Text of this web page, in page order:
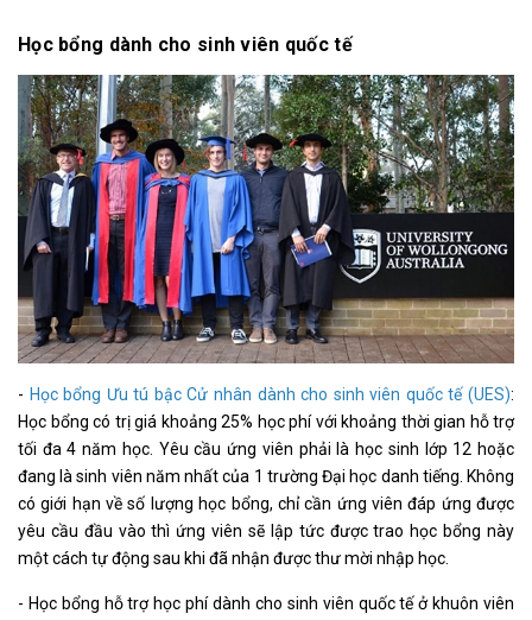
Học bổng dành cho sinh viên quốc tế
- Học bổng Ưu tú bậc Cử nhân dành cho sinh viên quốc tế (UES):
Học bổng có trị giá khoảng 25% học phí với khoảng thời gian hỗ trợ
tối đa 4 năm học. Yêu cầu ứng viên phải là học sinh lớp 12 hoặc
đang là sinh viên năm nhất của 1 trường Đại học danh tiếng. Không
có giới hạn về số lượng học bổng, chỉ cần ứng viên đáp ứng được
yêu cầu đầu vào thì ứng viên sẽ lập tức được trao học bổng này
một cách tự động sau khi đã nhận được thư mời nhập học.
- Học bổng hỗ trợ học phí dành cho sinh viên quốc tế ở khuôn viên